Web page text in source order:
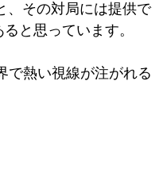
、その対局には提供で
と思っています。
で熱い視線が注がれる